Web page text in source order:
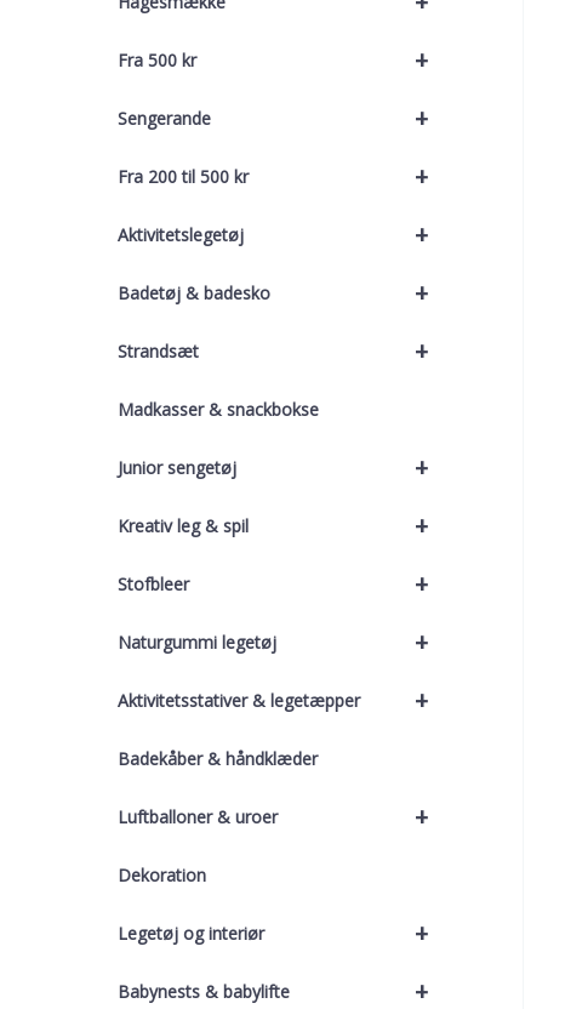
+
Fra 500 kr
+
Sengerande
+
Fra 200 til 500 kr
+
Aktivitetslegetøj
+
Badetøj & badesko
+
Strandsæt
Madkasser & snackbokse
+
Junior sengetøj
+
Kreativ leg & spil
+
Stofbleer
+
Naturgummi legetøj
+
Aktivitetsstativer & legetæpper
Badekåber & håndklæder
+
Luftballoner & uroer
Dekoration
+
Legetøj og interiør
+
Babynests & babylifte